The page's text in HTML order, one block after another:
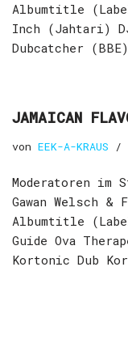
Albumtitle
Inch (Jahtari)
Dubcatcher
JAMAICAN
von EEK-A-KRAUS
Moderatoren im
Gawan Welsch
Albumtitle
Guide Ova
Kortonic Dub